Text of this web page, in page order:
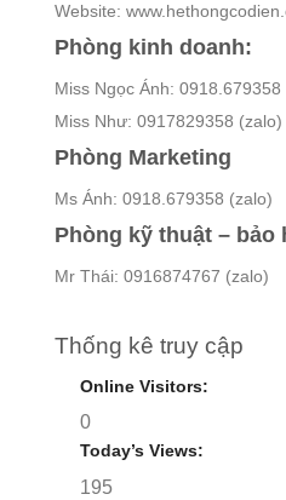
Website:
Phòng kinh doanh:
Miss Ngọc Ánh: 0918.679358
Miss Như: 0917829358 (zalo)
Phòng Marketing
Ms Ánh: 0918.679358 (zalo)
Phòng kỹ thuật – bảo
Mr Thái: 0916874767 (zalo)
Thống kê truy cập
Online Visitors:
0
Today’s Views:
195